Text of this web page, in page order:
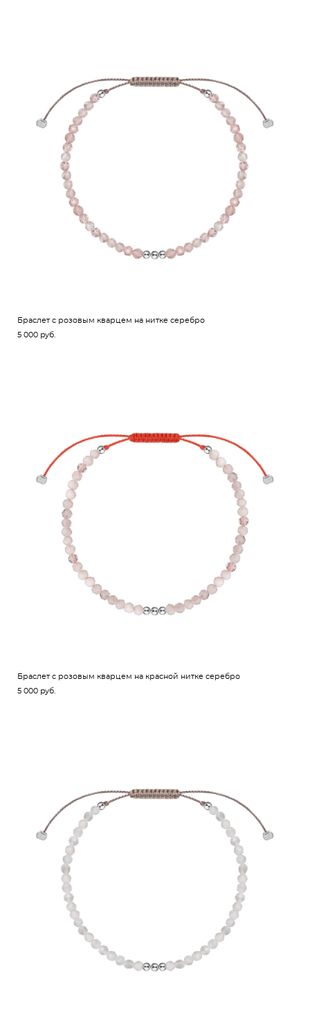
Браслет с розовым кварцем на нитке серебро
5 000 pуб.
Браслет с розовым кварцем на красной нитке серебро
5 000 pуб.